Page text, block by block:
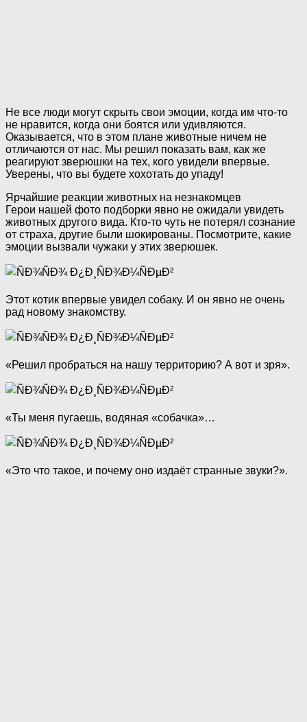
Не все люди могут скрыть свои эмоции, когда им что-то
не нравится, когда они боятся или удивляются.
Оказывается, что в этом плане животные ничем не
отличаются от нас. Мы решил показать вам, как же
реагируют зверюшки на тех, кого увидели впервые.
Уверены, что вы будете хохотать до упаду!
Ярчайшие реакции животных на незнакомцев
Герои нашей фото подборки явно не ожидали увидеть
животных другого вида. Кто-то чуть не потерял сознание
от страха, другие были шокированы. Посмотрите, какие
эмоции вызвали чужаки у этих зверюшек.
Этот котик впервые увидел собаку. И он явно не очень
рад новому знакомству.
«Решил пробраться на нашу территорию? А вот и зря».
«Ты меня пугаешь, водяная «собачка»…
«Это что такое, и почему оно издаёт странные звуки?».